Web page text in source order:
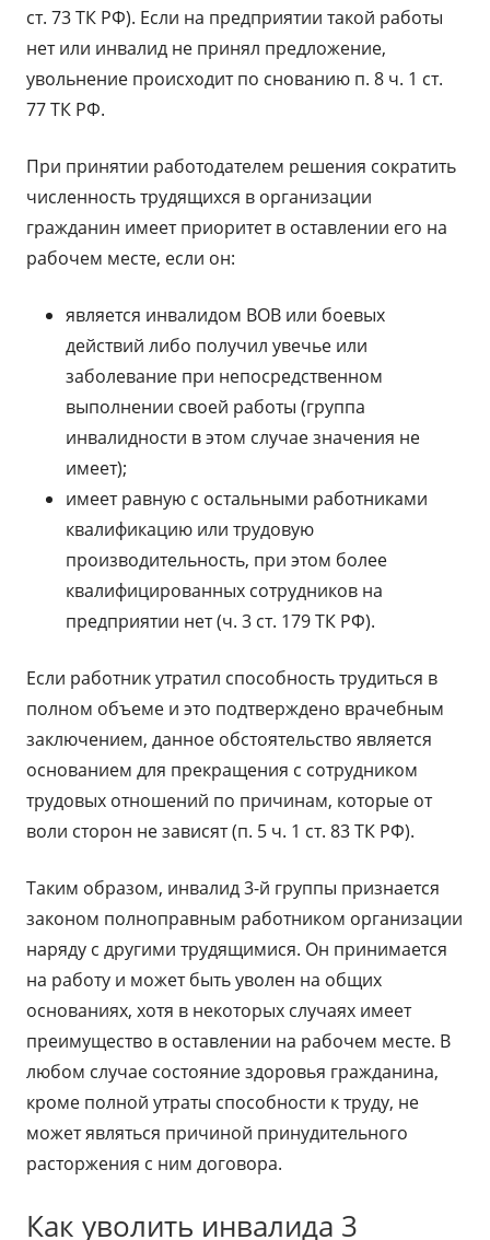
ст. 73 ТК РФ). Если на предприятии такой работы
нет или инвалид не принял предложение,
увольнение происходит по снованию п. 8 ч. 1 ст.
77 ТК РФ.
При принятии работодателем решения сократить
численность трудящихся в организации
гражданин имеет приоритет в оставлении его на
рабочем месте, если он:
является инвалидом ВОВ или боевых
действий либо получил увечье или
заболевание при непосредственном
выполнении своей работы (группа
инвалидности в этом случае значения не
имеет);
имеет равную с остальными работниками
квалификацию или трудовую
производительность, при этом более
квалифицированных сотрудников на
предприятии нет (ч. 3 ст. 179 ТК РФ).
Если работник утратил способность трудиться в
полном объеме и это подтверждено врачебным
заключением, данное обстоятельство является
основанием для прекращения с сотрудником
трудовых отношений по причинам, которые от
воли сторон не зависят (п. 5 ч. 1 ст. 83 ТК РФ).
Таким образом, инвалид 3-й группы признается
законом полноправным работником организации
наряду с другими трудящимися. Он принимается
на работу и может быть уволен на общих
основаниях, хотя в некоторых случаях имеет
преимущество в оставлении на рабочем месте. В
любом случае состояние здоровья гражданина,
кроме полной утраты способности к труду, не
может являться причиной принудительного
расторжения с ним договора.
Как уволить инвалида 3